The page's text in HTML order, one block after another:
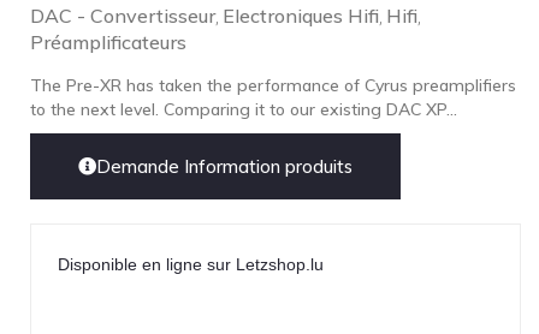
DAC - Convertisseur, Electroniques Hifi Hifi
Préamplificateurs
The Pre-XR has taken the performance of Cyrus preamplifiers
to the next level. Comparing it to our existing DAC XP...
Demande Information produits
Disponible en ligne sur Letzshop.lu